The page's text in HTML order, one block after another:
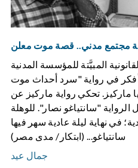
مجتمع مدني.. قصة موت معلن
المبيَّتة للمؤسسة المدنية
في رواية "سرد أحداث موت
ماركيز. تحكي رواية ماركيز عن
"سانتياغو نصار". للوهلة
في نهاية ليلة عادية سهر فيها
سانتياغو... (ابتكار/ مدى مصر)
جمال عيد